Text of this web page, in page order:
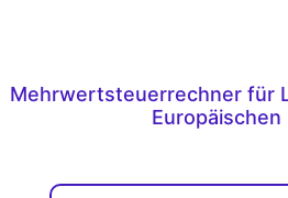
Mehrwertsteuerrechner für
Europäischen